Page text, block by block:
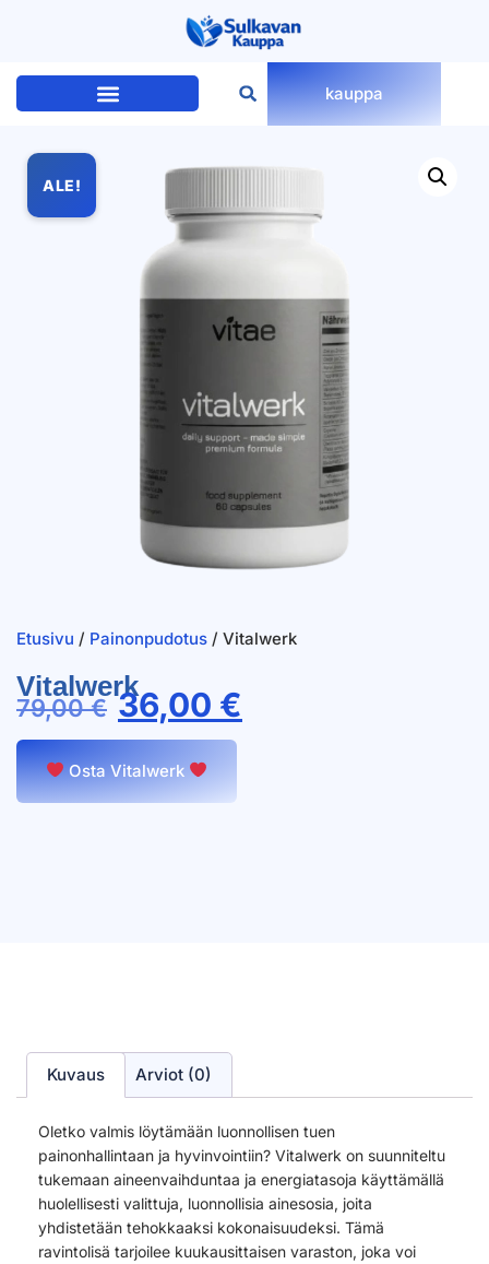
kauppa
ALE!
Etusivu / Painonpudotus / Vitalwerk
Vitalwerk
79,00€ 36,00 €
Osta Vitalwerk
Kuvaus Arviot (0)
Oletko valmis löytämään luonnollisen tuen
painonhallintaan ja hyvinvointiin? Vitalwerk on suunniteltu
tukemaan aineenvaihduntaa ja energiatasoja käyttämällä
huolellisesti valittuja, luonnollisia ainesosia, joita
yhdistetään tehokkaaksi kokonaisuudeksi. Tämä
ravintolisä tarjoilee kuukausittaisen varaston, joka voi